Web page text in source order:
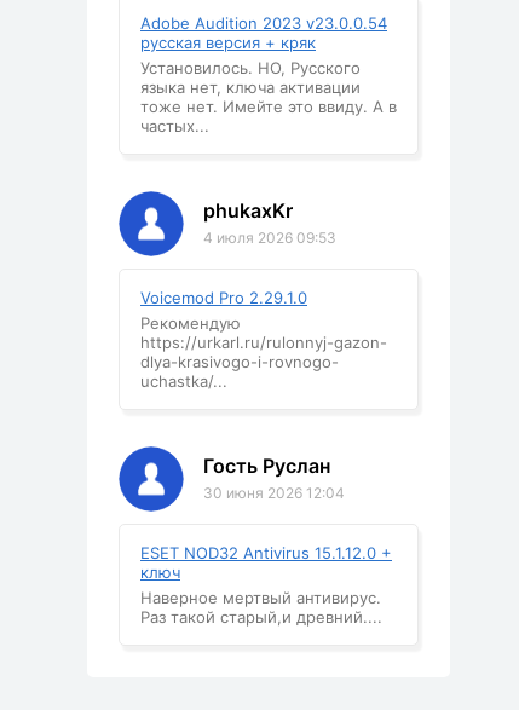
Adobe Audition 2023 v23.0.0.54
русская версия + кряк
Установилось. НО, Русского
языка нет, ключа активации
тоже нет. Имейте это ввиду. А в
частых...
phukaxKr
4 июля 2026 09:53
Voicemod Pro 2.29.1.0
Рекомендую
https://urkarl.ru/rulonnyj-gazon-
dlya-krasivogo-i-rovnogo-
uchastka/...
Гость Руслан
30 июня 2026 12:04
ESET NOD32 Antivirus 15.1.12.0 +
ключ
Наверное мертвый антивирус.
Раз такой старый,и древний....